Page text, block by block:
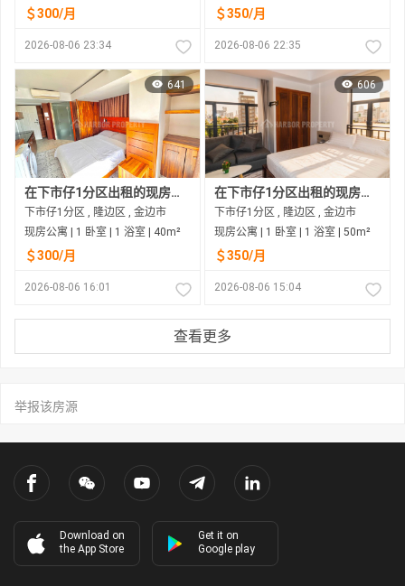
＄300/月
2026-08-06 23:34
＄350/月
2026-08-06 22:35
641
在下市仔1分区出租的现房公寓
下市仔1分区 , 隆边区 , 金边市
现房公寓 | 1 卧室 | 1 浴室 | 40m²
＄300/月
2026-08-06 16:01
606
在下市仔1分区出租的现房公寓
下市仔1分区 , 隆边区 , 金边市
现房公寓 | 1 卧室 | 1 浴室 | 50m²
＄350/月
2026-08-06 15:04
查看更多
举报该房源
Download on
the App Store
Get it on
Google play